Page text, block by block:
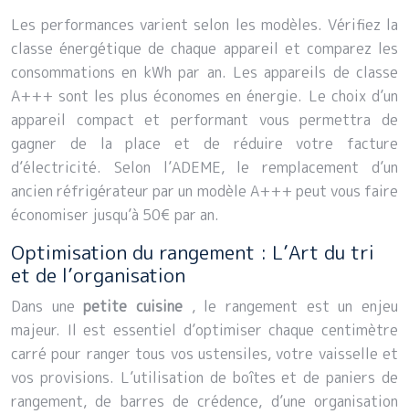
Les performances varient selon les modèles. Vérifiez la
classe énergétique de chaque appareil et comparez les
consommations en kWh par an. Les appareils de classe
A+++ sont les plus économes en énergie. Le choix d’un
appareil compact et performant vous permettra de
gagner de la place et de réduire votre facture
d’électricité. Selon l’ADEME, le remplacement d’un
ancien réfrigérateur par un modèle A+++ peut vous faire
économiser jusqu’à 50€ par an.
Optimisation du rangement : L’Art du tri
et de l’organisation
Dans unepetite cuisine , le rangement est un enjeu
majeur. Il est essentiel d’optimiser chaque centimètre
carré pour ranger tous vos ustensiles, votre vaisselle et
vos provisions. L’utilisation de boîtes et de paniers de
rangement, de barres de crédence, d’une organisation